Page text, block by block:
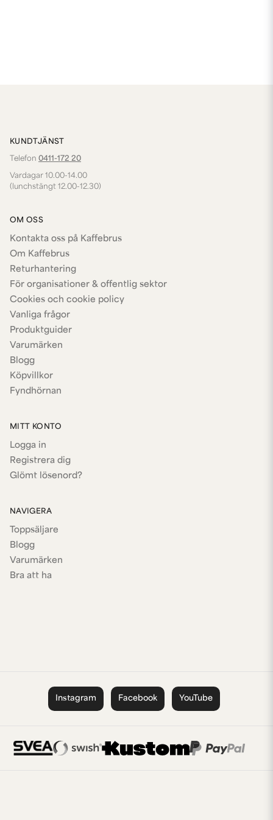
KUNDTJÄNST
Telefon 0411-172 20
Vardagar 10.00-14.00
(lunchstängt 12.00-12.30)
OM OSS
Kontakta oss på Kaffebrus
Om Kaffebrus
Returhantering
För organisationer & offentlig sektor
Cookies och cookie policy
Vanliga frågor
Produktguider
Varumärken
Blogg
Köpvillkor
Fyndhörnan
MITT KONTO
Logga in
Registrera dig
Glömt lösenord?
NAVIGERA
Toppsäljare
Blogg
Varumärken
Bra att ha
Instagram Facebook YouTube